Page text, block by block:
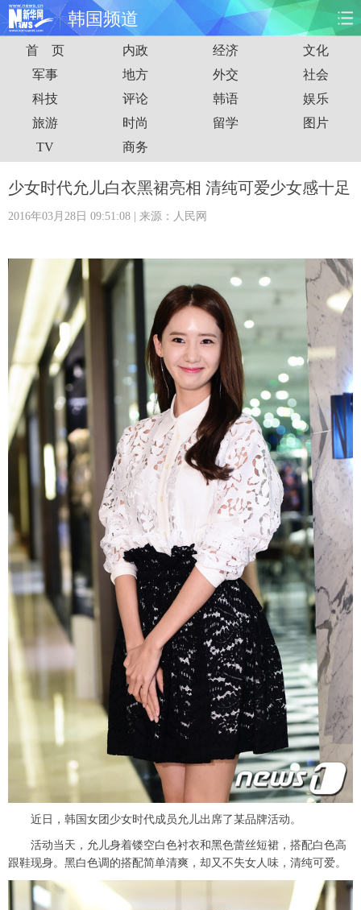
韩国频道
首页 时政 国际 财经
娱乐 体育 人事 教育
时尚 思客
港澳 台湾 华人 汽车
科技 能源
图片 视频 食品
旅游 信息化 数据
金融 公益 军事 无人机
富媒体 摄影 新华广播
新华电视中文 新华电视英文 返回PC
首 页 内政 经济
文化
军事
地方 外交
社会
科技
评论 韩语
娱乐
旅游
时尚 留学
图片
TV
商务
少女时代允儿白衣黑裙亮相 清纯可爱少女感十足
2016年03月28日 09:51:08 | 来源：人民网
近日，韩国女团少女时代成员允儿出席了某品牌活动。
活动当天，允儿身着镂空白色衬衣和黑色蕾丝短裙，搭配白色高
跟鞋现身。黑白色调的搭配简单清爽，却又不失女人味，清纯可爱。